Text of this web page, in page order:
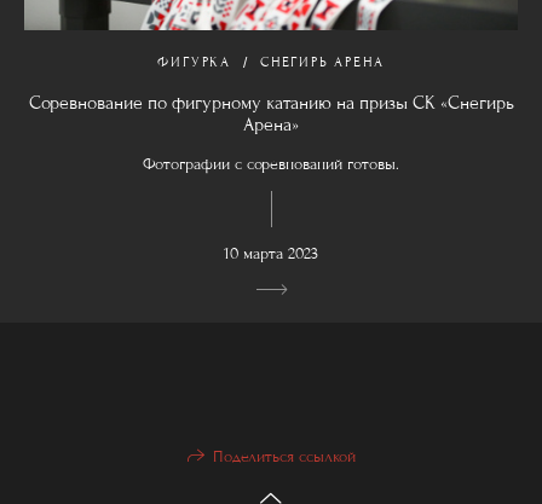
ФИГУРКА СНЕГИРЬ АРЕНА
Соревнование по фигурному катанию на призы СК «Снегирь
Арена»
Фотографии с соревнований готовы.
10 марта 2023
Поделиться ссылкой